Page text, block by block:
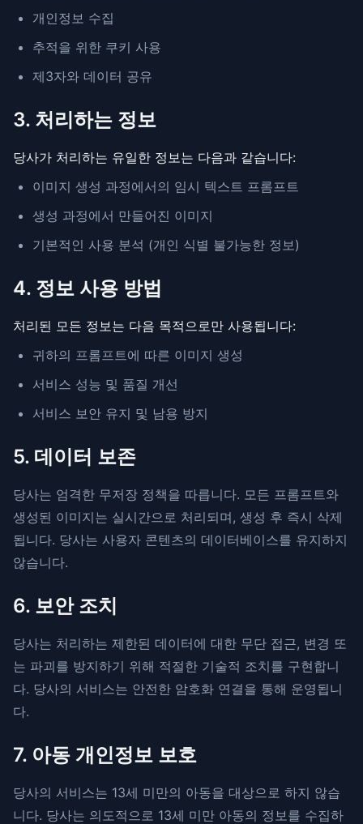
개인정보 수집
추적을 위한 쿠키 사용
제3자와 데이터 공유
3. 처리하는 정보
당사가 처리하는 유일한 정보는 다음과 같습니다:
이미지 생성 과정에서의 임시 텍스트 프롬프트
생성 과정에서 만들어진 이미지
기본적인 사용 분석 (개인 식별 불가능한 정보)
4. 정보 사용 방법
처리된 모든 정보는 다음 목적으로만 사용됩니다:
귀하의 프롬프트에 따른 이미지 생성
서비스 성능 및 품질 개선
서비스 보안 유지 및 남용 방지
5. 데이터 보존
당사는 엄격한 무저장 정책을 따릅니다. 모든 프롬프트와
생성된 이미지는 실시간으로 처리되며, 생성 후 즉시 삭제
됩니다. 당사는 사용자 콘텐츠의 데이터베이스를 유지하지
않습니다.
6. 보안 조치
당사는 처리하는 제한된 데이터에 대한 무단 접근, 변경 또
는 파괴를 방지하기 위해 적절한 기술적 조치를 구현합니
다. 당사의 서비스는 안전한 암호화 연결을 통해 운영됩니
다.
7. 아동 개인정보 보호
당사의 서비스는 13세 미만의 아동을 대상으로 하지 않습
니다. 당사는 의도적으로 13세 미만 아동의 정보를 수집하